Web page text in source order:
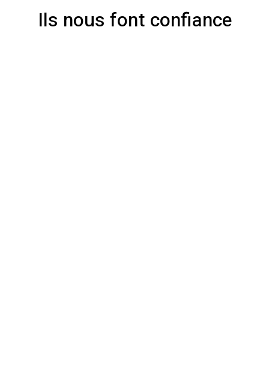
Ils nous font confiance